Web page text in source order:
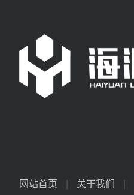
网站首页 | 关于我们 |